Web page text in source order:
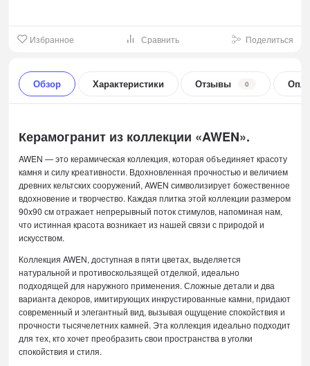
Избранное Сравнить Поделиться
Обзор Характеристики Отзывы 0
Керамогранит из коллекции «AWEN».
AWEN — это керамическая коллекция, которая объединяет красоту
камня и силу креативности. Вдохновленная прочностью и величием
древних кельтских сооружений, AWEN символизирует божественное
вдохновение и творчество. Каждая плитка этой коллекции размером
90x90 см отражает непрерывный поток стимулов, напоминая нам,
что истинная красота возникает из нашей связи с природой и
искусством.
Коллекция AWEN, доступная в пяти цветах, выделяется
натуральной и противоскользящей отделкой, идеально
подходящей для наружного применения. Сложные детали и два
варианта декоров, имитирующих инкрустированные камни, придают
современный и элегантный вид, вызывая ощущение спокойствия и
прочности тысячелетних камней. Эта коллекция идеально подходит
для тех, кто хочет преобразить свои пространства в уголки
спокойствия и стиля.